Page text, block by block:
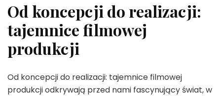
Od koncepcji do realizacji:
tajemnice filmowej
produkcji
Od koncepcji do realizacji: tajemnice filmowej
produkcji odkrywają przed nami fascynujący świat, w